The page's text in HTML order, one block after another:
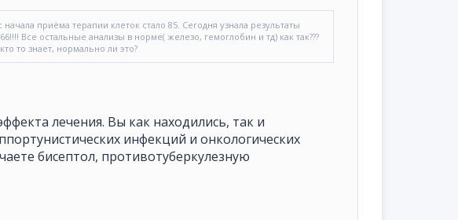
приёма терапии клеток стало 85. Сегодня узнала результаты
Все остальные анализы в норме( железо, гемоглобин и тд) как так???
то знает, нормально ли это?
лечения. Вы как находились, так и
инфекций и онкологических
бисептол, противотуберкулезную